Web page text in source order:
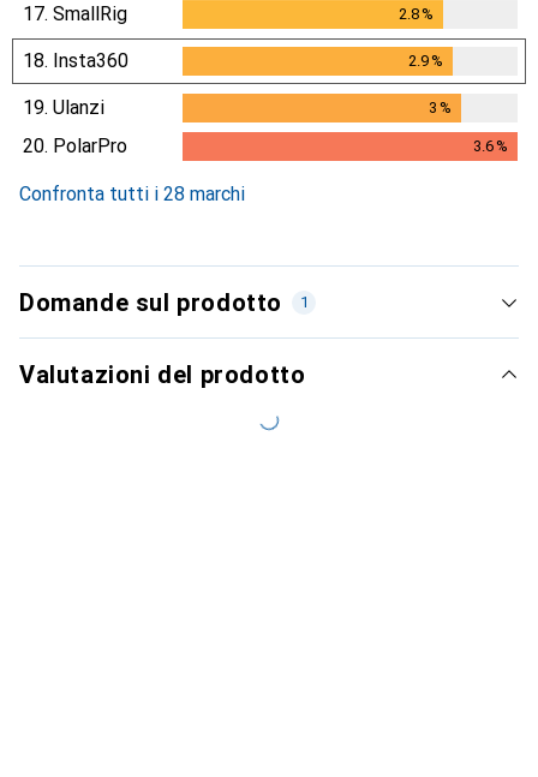
17. SmallRig 2.8%
18. Insta360 2.9%
19. Ulanzi 3 %
20. PolarPro 3.6%
Confronta tutti i 28 marchi
Domande sul prodotto 1
Valutazioni del prodotto